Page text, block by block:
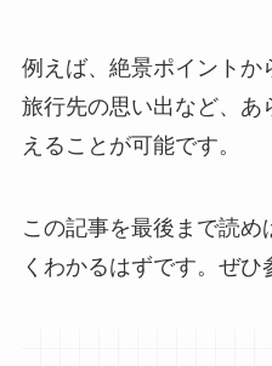
例えば、絶景ポイントか
旅行先の思い出など、あ
えることが可能です。
この記事を最後まで読め
くわかるはずです。ぜひ